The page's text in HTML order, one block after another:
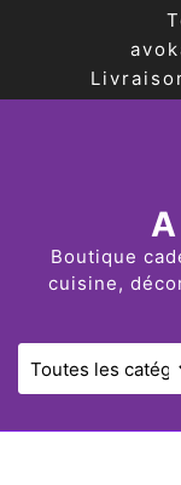
Boutique
cuisine,